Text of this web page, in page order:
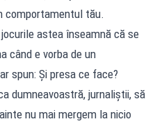
comportamentul tău.
astea înseamnă că se
când e vorba de un
spun: Și presa ce face?
dumneavoastră, jurnaliștii, să
nu mai mergem la nicio